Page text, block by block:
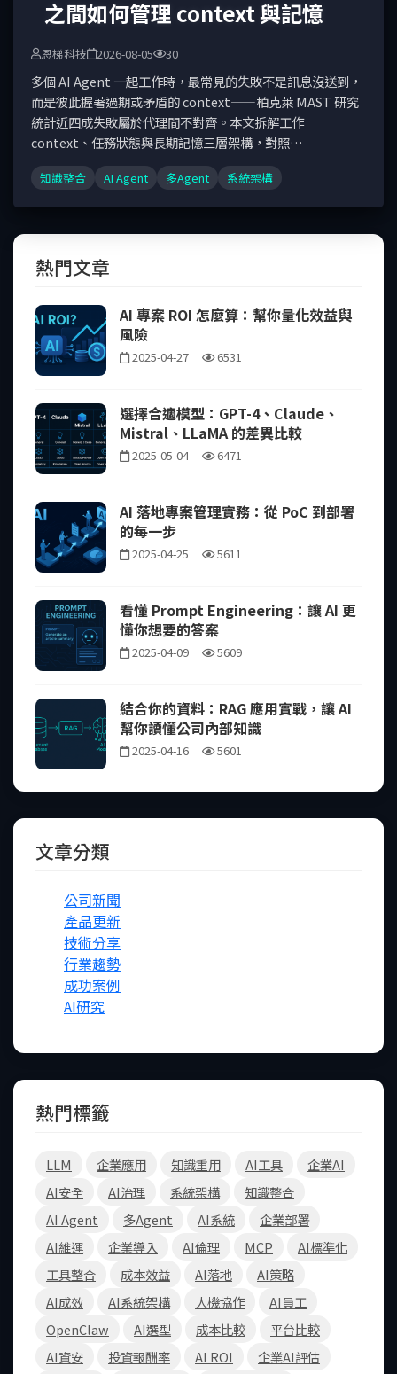
之間如何管理 context 與記憶
恩梯科技 2026-08-05 30
多個 AI Agent 一起工作時，最常見的失敗不是訊息沒送到，
而是彼此握著過期或矛盾的 context——柏克萊 MAST 研究
統計近四成失敗屬於代理間不對齊。本文拆解工作
context、任務狀態與長期記憶三層架構，對照
Cognition 的工程經驗，說明共享儲存與交接載體兩種機
制、共享與私有的分界，以及維持一致性的實務對策。
知識整合 AI Agent 多Agent 系統架構
熱門文章
AI 專案 ROI 怎麼算：幫你量化效益與
風險
2025-04-27 6531
選擇合適模型：GPT-4、Claude、
Mistral、LLaMA 的差異比較
2025-05-04 6471
AI 落地專案管理實務：從 PoC 到部署
的每一步
2025-04-25 5611
看懂 Prompt Engineering：讓 AI 更
懂你想要的答案
2025-04-09 5609
結合你的資料：RAG 應用實戰，讓 AI
幫你讀懂公司內部知識
2025-04-16 5601
文章分類
公司新聞
產品更新
技術分享
行業趨勢
成功案例
AI研究
熱門標籤
LLM 企業應用 知識重用 AI工具
企業AI
AI安全
AI治理 系統架構
知識整合
AI Agent
多Agent AI系統
企業部署
AI維運
企業導入 AI倫理 MCP
AI標準化
工具整合
成本效益 AI落地
AI策略
AI成效
AI系統架構 人機協作
AI員工
OpenClaw
AI選型 成本比較
平台比較
AI資安
投資報酬率 AI ROI
企業AI評估